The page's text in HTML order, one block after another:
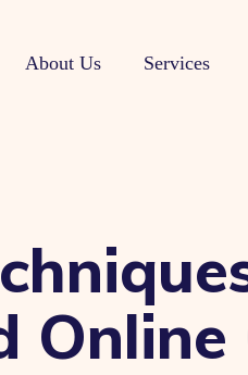
About Us Services